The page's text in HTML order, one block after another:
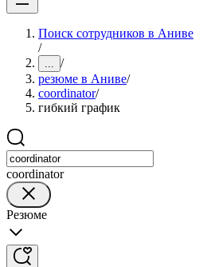
Поиск сотрудников в Аниве
/
... /
резюме в Аниве/
coordinator/
гибкий график
coordinator
Резюме